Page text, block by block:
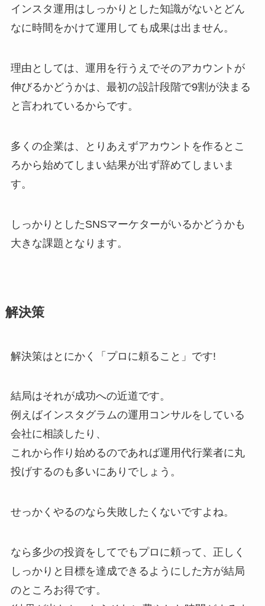
インスタ運用はしっかりとした知識がないとどん
なに時間をかけて運用しても成果は出ません。
理由としては、運用を行うえでそのアカウントが
伸びるかどうかは、最初の設計段階で9割が決まる
と言われているからです。
多くの企業は、とりあえずアカウントを作るとこ
ろから始めてしまい結果が出ず辞めてしまいま
す。
しっかりとしたSNSマーケターがいるかどうかも
大きな課題となります。
解決策
解決策はとにかく「プロに頼ること」です!
結局はそれが成功への近道です。
例えばインスタグラムの運用コンサルをしている
会社に相談したり、
これから作り始めるのであれば運用代行業者に丸
投げするのも多いにありでしょう。
せっかくやるのなら失敗したくないですよね。
なら多少の投資をしてでもプロに頼って、正しく
しっかりと目標を達成できるようにした方が結局
のところお得です。